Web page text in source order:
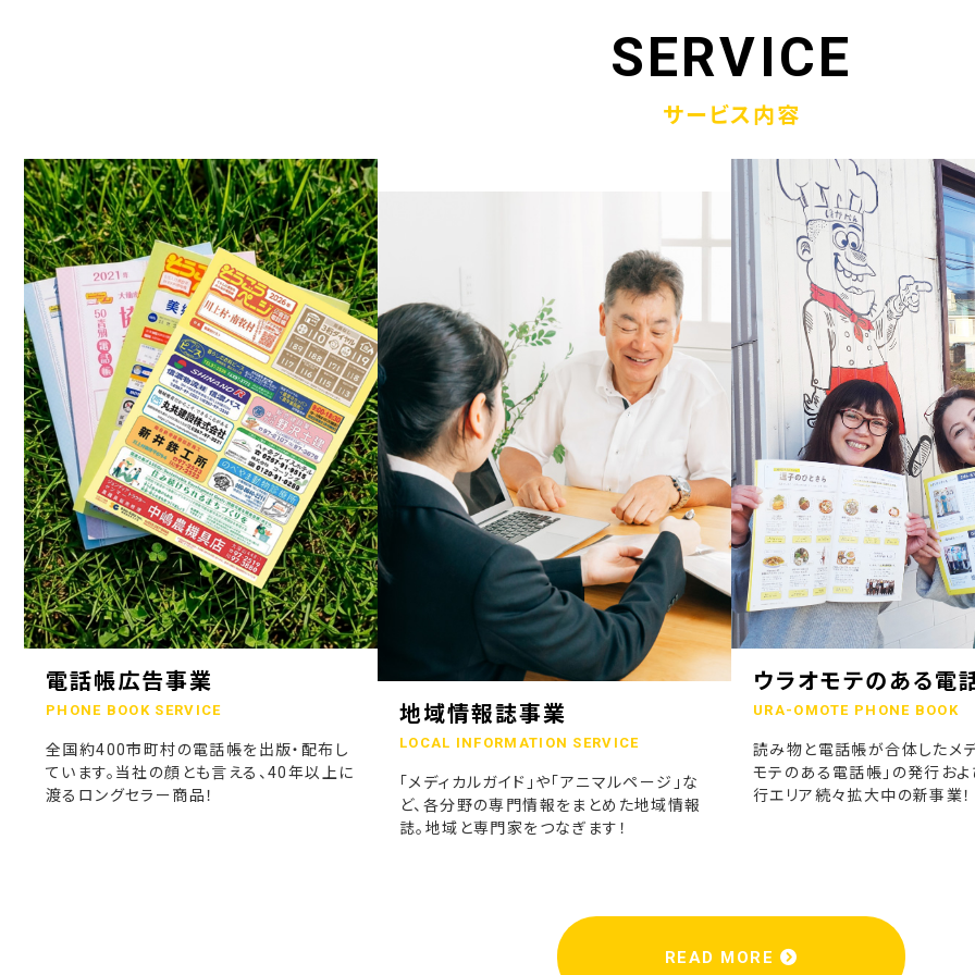
「ウラオモテのある電話帳」がメディアに紹介されまし
SERVICE
サービス内容
電話帳広告事業
PHONE BOOK SERVICE
全国約400市町村の電話帳を出版・配布し
ています。当社の顔とも言える、40年以上に
渡るロングセラー商品！
地域情報誌事業
LOCAL INFORMATION SERVICE
「メディカルガイド」や「アニマルページ」な
ど、各分野の専門情報をまとめた地域情報
誌。地域と専門家をつなぎます！
ウラオモテのある電
URA-OMOTE PHONE BOOK
読み物と電話帳が合体したメデ
モテのある電話帳」の発行およ
行エリア続々拡大中の新事業！
READ MORE